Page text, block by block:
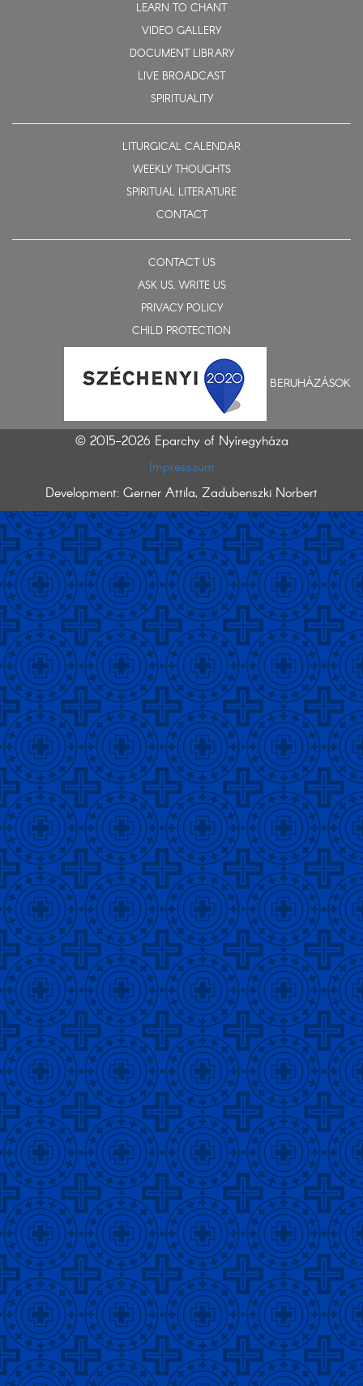
LEARN TO CHANT
VIDEO GALLERY
DOCUMENT LIBRARY
LIVE BROADCAST
SPIRITUALITY
LITURGICAL CALENDAR
WEEKLY THOUGHTS
SPIRITUAL LITERATURE
CONTACT
CONTACT US
ASK US, WRITE US
PRIVACY POLICY
CHILD PROTECTION
BERUHÁZÁSOK
© 2015-2026 Eparchy of Nyíregyháza
Impresszum
Development: Gerner Attila, Zadubenszki Norbert